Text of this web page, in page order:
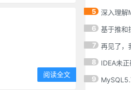
阅读全文
5 深入理解
6 基于推和拉
7 再见了，
8
IDEA未正确关
9